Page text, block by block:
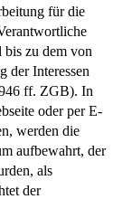
für die
bis zu dem von
der Interessen
ff. ZGB). In
oder per E-
werden die
aufbewahrt, der
als
der